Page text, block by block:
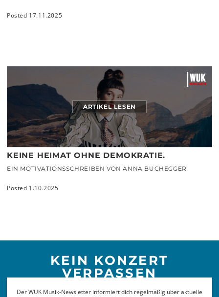
Posted 17.11.2025
ARTIKEL LESEN
KEINE HEIMAT OHNE DEMOKRATIE.
EIN MOTIVATIONSSCHREIBEN VON ANNA BUCHEGGER
Posted 1.10.2025
KEIN KONZERT
VERPASSEN
Der WUK Musik-Newsletter informiert dich regelmäßig über aktuelle